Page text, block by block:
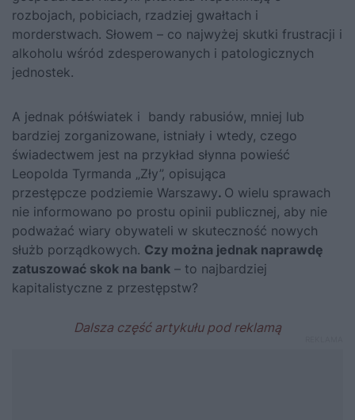
rozbojach, pobiciach, rzadziej gwałtach i
morderstwach. Słowem – co najwyżej skutki frustracji i
alkoholu wśród zdesperowanych i patologicznych
jednostek.
A jednak półświatek i bandy rabusiów, mniej lub
bardziej zorganizowane, istniały i wtedy, czego
świadectwem jest na przykład słynna powieść
Leopolda Tyrmanda „Zły”, opisująca
przestępcze podziemie Warszawy. O wielu sprawach
nie informowano po prostu opinii publicznej, aby nie
podważać wiary obywateli w skuteczność nowych
służb porządkowych. Czy można jednak naprawdę
zatuszować skok na bank – to najbardziej
kapitalistyczne z przestępstw?